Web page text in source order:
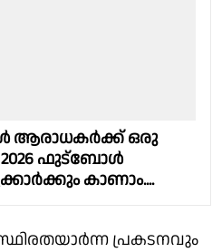
ആരാധകർക്ക് ഒരു
ഫുട്ബോൾ
കാണാം....
പ്രകടനവും